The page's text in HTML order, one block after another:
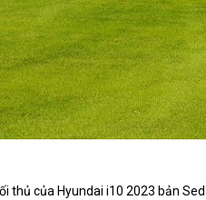
thủ của Hyundai i10 2023 bản